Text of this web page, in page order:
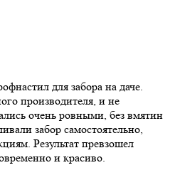
для забора на даче.
производителя, и не
очень ровными, без вмятин
забор самостоятельно,
Результат превзошел
и красиво.